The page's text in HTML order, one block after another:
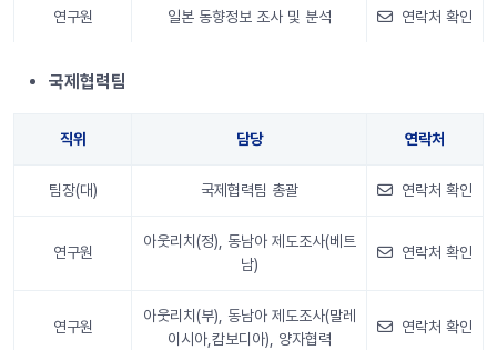
연구원 일본 동향정보 조사 및 분석 연락처 확인
국제협력팀
직위 담당 연락처
팀장(대) 국제협력팀 총괄 연락처 확인
연구원
아웃리치(정), 동남아 제도조사(베트
남)
연락처 확인
연구원
아웃리치(부), 동남아 제도조사(말레
이시아,캄보디아), 양자협력
연락처 확인